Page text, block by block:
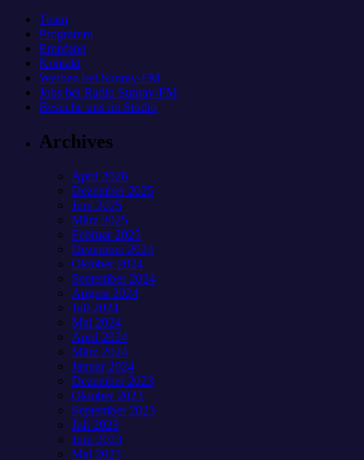
Team
Programm
Empfang
Kontakt
Werben bei Sunray-FM
Jobs bei Radio Sunray-FM
Besuche uns im Studio
Archives
April 2026
Dezember 2025
Juni 2025
März 2025
Februar 2025
Dezember 2024
Oktober 2024
September 2024
August 2024
Juli 2024
Mai 2024
April 2024
März 2024
Januar 2024
Dezember 2023
Oktober 2023
September 2023
Juli 2023
Juni 2023
Mai 2023